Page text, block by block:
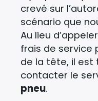
crevé sur
scénario que
Au lieu
frais de service
de la tête, il est
contacter le
pneu.